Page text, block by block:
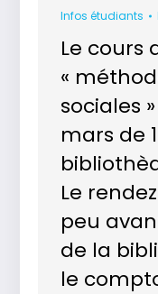
Infos étudiants
Le cours
«
sociales
mars de
Le
peu
de la
le